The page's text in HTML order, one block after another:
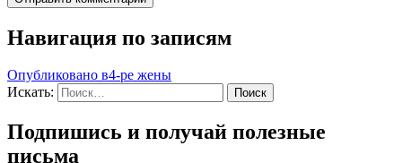
Навигация по записям
Опубликовано в4-ре жены
Искать:
Поиск
Подпишись и получай полезные
письма